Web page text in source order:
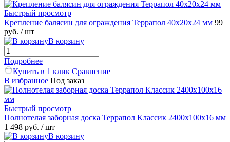
Быстрый просмотр
Крепление балясин для ограждения Террапол 40x20x24 мм 99
руб. / шт
В корзину
Подробнее
Купить в 1 клик Сравнение
В избранное Под заказ
Быстрый просмотр
Полнотелая заборная доска Террапол Классик 2400x100x16 мм
1 498 руб. / шт
В корзину